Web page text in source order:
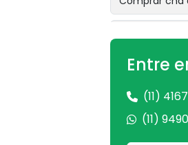
Comprar
Comprar
Entre
(11)
(11)